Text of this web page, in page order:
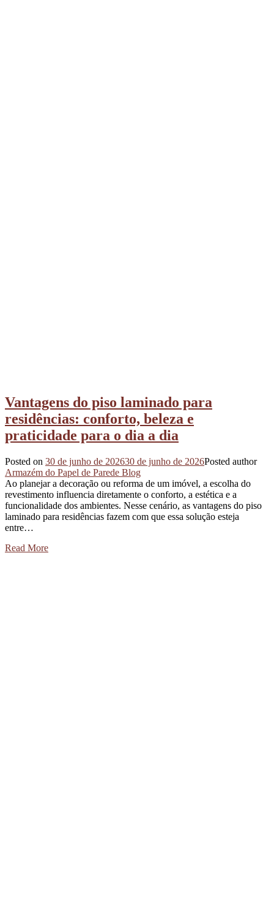
Vantagens do piso laminado para
residências: conforto, beleza e
praticidade para o dia a dia
Posted on 30 de junho de 202630 de junho de 2026Posted author
Armazém do Papel de Parede Blog
Ao planejar a decoração ou reforma de um imóvel, a escolha do
revestimento influencia diretamente o conforto, a estética e a
funcionalidade dos ambientes. Nesse cenário, as vantagens do piso
laminado para residências fazem com que essa solução esteja
entre…
Read More